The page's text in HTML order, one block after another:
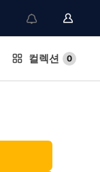
컬렉션 0